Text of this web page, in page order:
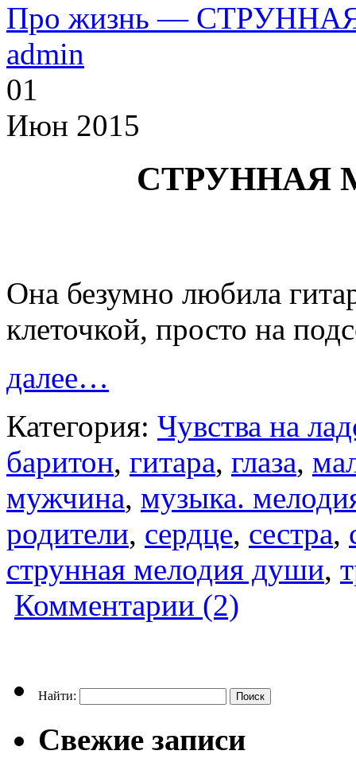
Про жизнь —
admin
01
Июн 2015
СТРУННАЯ
Она безумно любила
клеточкой, просто на
далее…
Категория: Чувства на
баритон, гитара, глаза,
мужчина, музыка.
родители, сердце, сестра,
струнная мелодия души,
Комментарии (2)
Найти:
Свежие записи